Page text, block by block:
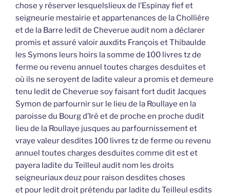
chose y réserver lesquelslieux de l’Espinay fief et
seigneurie mestairie et appartenances de la Chollière
et de la Barre ledit de Cheverue audit nom a déclarer
promis et assuré valoir auxdits François et Thibaulde
les Symons leurs hoirs la somme de 100 livres tz de
ferme ou revenu annuel toutes charges desduites et
où ils ne seroyent de ladite valeur a promis et demeure
tenu ledit de Cheverue soy faisant fort dudit Jacques
Symon de parfournir sur le lieu de la Roullaye en la
paroisse du Bourg d’Iré et de proche en proche dudit
lieu de la Roullaye jusques au parfournissement et
vraye valeur desdites 100 livres tz de ferme ou revenu
annuel toutes charges desduites comme dit est et
payera ladite du Teilleul audit nom les droits
seigneuriaux deuz pour raison desdites choses
et pour ledit droit prétendu par ladite du Teilleul esdits